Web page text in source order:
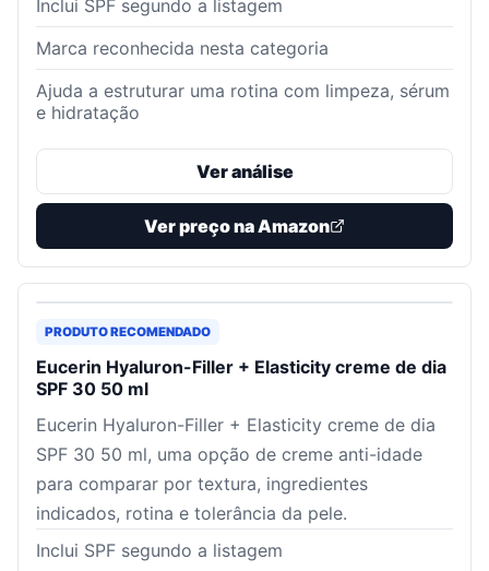
Inclui SPF segundo a listagem
Marca reconhecida nesta categoria
Ajuda a estruturar uma rotina com limpeza, sérum
e hidratação
Ver análise
Ver preço na Amazon
PRODUTO RECOMENDADO
Eucerin Hyaluron-Filler + Elasticity creme de dia
SPF 30 50 ml
Eucerin Hyaluron-Filler + Elasticity creme de dia
SPF 30 50 ml, uma opção de creme anti-idade
para comparar por textura, ingredientes
indicados, rotina e tolerância da pele.
Inclui SPF segundo a listagem